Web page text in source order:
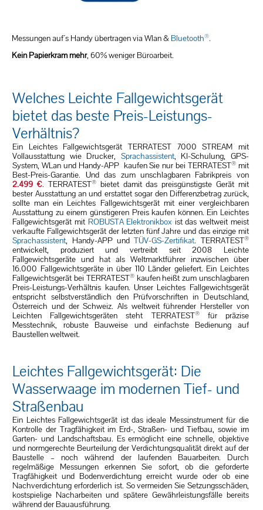
Messungen auf´s Handy übertragen via Wlan & Bluetooth®.
Kein Papierkram mehr, 60% weniger Büroarbeit.
Welches Leichte Fallgewichtsgerät
bietet das beste Preis-Leistungs-
Verhältnis?
Ein Leichtes Fallgewichtsgerät TERRATEST 7000 STREAM mit
Vollausstattung wie Drucker, Sprachassistent, KI-Schulung, GPS-
System, WLan und Handy-APP kaufen Sie nur bei TERRATEST®mit
Best-Preis-Garantie. Und das zum unschlagbaren Fabrikpreis von
2.499 €. TERRATEST®bietet damit das preisgünstigste Gerät mit
bester Ausstattung an und erstattet sogar den Differenzbetrag zurück,
sollte man ein Leichtes Fallgewichtsgerät mit einer vergleichbaren
Ausstattung zu einem günstigeren Preis kaufen können. Ein Leichtes
Fallgewichtsgerät mit ROBUSTA Elektronikbox ist das weltweit meist
verkaufte Fallgewichtsgerät der letzten fünf Jahre und das einzige mit
Sprachassistent, Handy-APP undTÜV-GS-Zertifikat. TERRATEST®
entwickelt, produziert und vertreibt seit 2008 Leichte
Fallgewichtsgeräte und hat als Weltmarktführer inzwischen über
16.000 Fallgewichtsgeräte in über 110 Länder geliefert. Ein Leichtes
Fallgewichtsgerät bei TERRATEST®kaufen heißt zum unschlagbaren
Preis-Leistungs-Verhältnis kaufen. Unser Leichtes Fallgewichtsgerät
entspricht selbstverständlich den Prüfvorschriften in Deutschland,
Österreich und der Schweiz. Als weltweit führender Hersteller von
Leichten Fallgewichtsgeräten steht TERRATEST®für präzise
Messtechnik, robuste Bauweise und einfachste Bedienung auf
Baustellen weltweit.
Leichtes Fallgewichtsgerät: Die
Wasserwaage im modernen Tief- und
Straßenbau
Ein Leichtes Fallgewichtsgerät ist das ideale Messinstrument für die
Kontrolle der Tragfähigkeit im Erd-, Straßen- und Tiefbau, sowie im
Garten- und Landschaftsbau. Es ermöglicht eine schnelle, objektive
und normgerechte Beurteilung der Verdichtungsqualität direkt auf der
Baustelle – noch während der laufenden Bauarbeiten. Durch
regelmäßige Messungen erkennen Sie sofort, ob die geforderte
Tragfähigkeit und Bodenverdichtung erreicht wurde oder ob eine
Nachverdichtung erforderlich ist. So vermeiden Sie Setzungsschäden,
kostspielige Nacharbeiten und spätere Gewährleistungsfälle bereits
während der Bauausführung.